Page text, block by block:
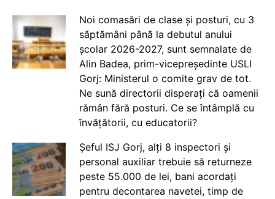
Noi comasări de clase și posturi, cu 3
săptămâni până la debutul anului
școlar 2026-2027, sunt semnalate de
Alin Badea, prim-vicepreședinte USLI
Gorj: Ministerul o comite grav de tot.
Ne sună directorii disperați că oamenii
rămân fără posturi. Ce se întâmplă cu
învățătorii, cu educatorii?
Șeful ISJ Gorj, alți 8 inspectori și
personal auxiliar trebuie să returneze
peste 55.000 de lei, bani acordați
pentru decontarea navetei, timp de